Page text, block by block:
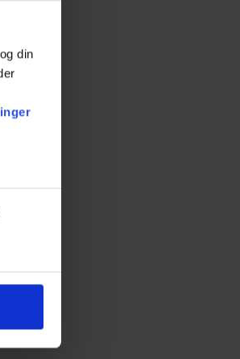
din
givet